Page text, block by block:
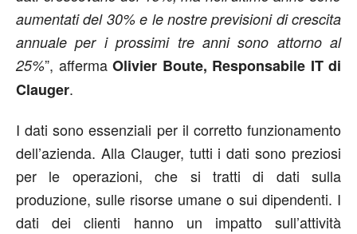
aumentati del 30% e le nostre previsioni di crescita
annuale per i prossimi tre anni sono attorno al
25%”, afferma Olivier Boute, Responsabile IT di
Clauger.
I dati sono essenziali per il corretto funzionamento
dell’azienda. Alla Clauger, tutti i dati sono preziosi
per le operazioni, che si tratti di dati sulla
produzione, sulle risorse umane o sui dipendenti. I
dati dei clienti hanno un impatto sull’attività